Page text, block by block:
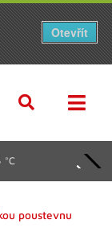
poustevnu
Otevřít